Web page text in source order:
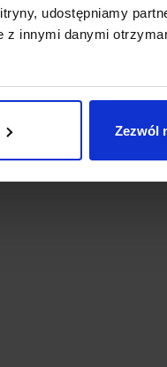
udostępniamy
z innymi danymi
Zezwól